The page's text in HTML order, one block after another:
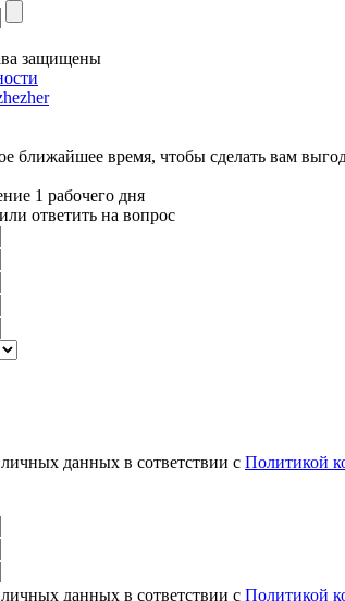
защищены
ближайшее время, чтобы сделать вам
1 рабочего дня
ответить на вопрос
данных в сответствии с Политикой
данных в сответствии с Политикой